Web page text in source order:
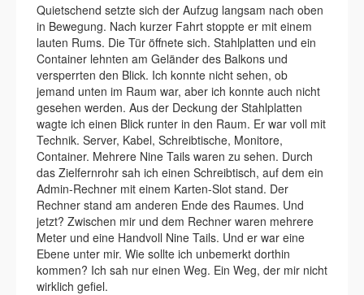
Quietschend setzte sich der Aufzug langsam nach oben
in Bewegung. Nach kurzer Fahrt stoppte er mit einem
lauten Rums. Die Tür öffnete sich. Stahlplatten und ein
Container lehnten am Geländer des Balkons und
versperrten den Blick. Ich konnte nicht sehen, ob
jemand unten im Raum war, aber ich konnte auch nicht
gesehen werden. Aus der Deckung der Stahlplatten
wagte ich einen Blick runter in den Raum. Er war voll mit
Technik. Server, Kabel, Schreibtische, Monitore,
Container. Mehrere Nine Tails waren zu sehen. Durch
das Zielfernrohr sah ich einen Schreibtisch, auf dem ein
Admin-Rechner mit einem Karten-Slot stand. Der
Rechner stand am anderen Ende des Raumes. Und
jetzt? Zwischen mir und dem Rechner waren mehrere
Meter und eine Handvoll Nine Tails. Und er war eine
Ebene unter mir. Wie sollte ich unbemerkt dorthin
kommen? Ich sah nur einen Weg. Ein Weg, der mir nicht
wirklich gefiel.